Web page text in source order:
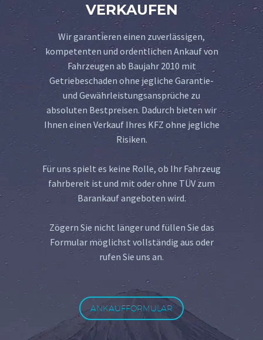
VERKAUFEN
Wir garantieren einen zuverlässigen,
kompetenten und ordentlichen Ankauf von
Fahrzeugen ab Baujahr 2010 mit
Getriebeschaden ohne jegliche Garantie-
und Gewährleistungsansprüche zu
absoluten Bestpreisen. Dadurch bieten wir
Ihnen einen Verkauf Ihres KFZ ohne jegliche
Risiken.
Für uns spielt es keine Rolle, ob Ihr Fahrzeug
fahrbereit ist und mit oder ohne TÜV zum
Barankauf angeboten wird.
Zögern Sie nicht länger und füllen Sie das
Formular möglichst vollständig aus oder
rufen Sie uns an.
ANKAUFFORMULAR